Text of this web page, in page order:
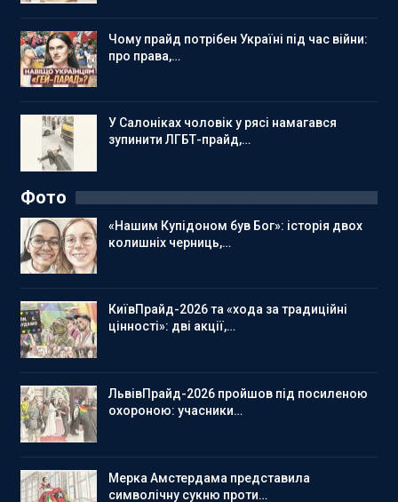
Чому прайд потрібен Україні під час війни:
про права,…
У Салоніках чоловік у рясі намагався
зупинити ЛГБТ-прайд,…
Фото
«Нашим Купідоном був Бог»: історія двох
колишніх черниць,…
КиївПрайд-2026 та «хода за традиційні
цінності»: дві акції,…
ЛьвівПрайд-2026 пройшов під посиленою
охороною: учасники…
Мерка Амстердама представила
символічну сукню проти…